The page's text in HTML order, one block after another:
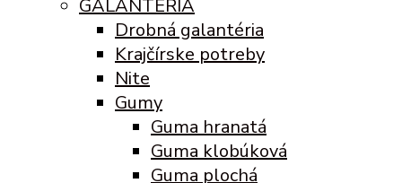
GALANTÉRIA
Drobná galantéria
Krajčírske potreby
Nite
Gumy
Guma hranatá
Guma klobúková
Guma plochá